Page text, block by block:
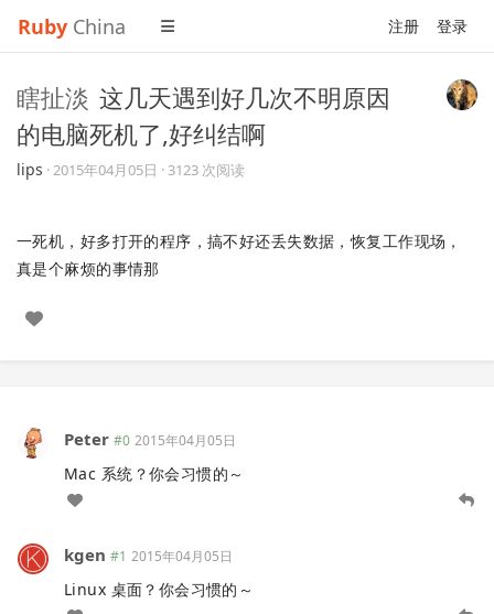
Ruby China 注册 登录
瞎扯淡 这几天遇到好几次不明原因
的电脑死机了,好纠结啊
lips ·2015年04月05日 · 3123 次阅读
一死机，好多打开的程序，搞不好还丢失数据，恢复工作现场，
真是个麻烦的事情那
Peter #0 2015年04月05日
Mac 系统？你会习惯的～
kgen #1 2015年04月05日
Linux 桌面？你会习惯的～